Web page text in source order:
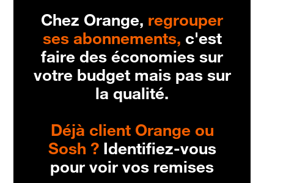
Chez Orange, regrouper
ses abonnements, c'est
faire des économies sur
votre budget mais pas sur
la qualité.
Déjà client Orange ou
Sosh ?Identifiez-vous
pour voir vos remises